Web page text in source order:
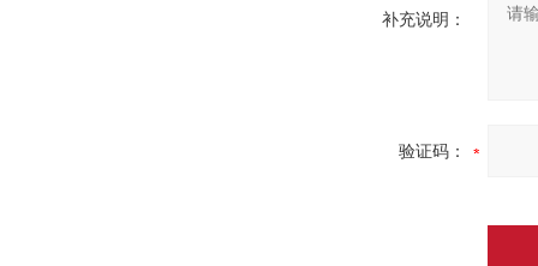
补充说明：
验证码：